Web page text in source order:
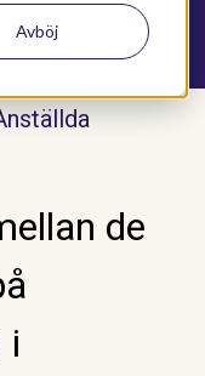
Avböj
de
i